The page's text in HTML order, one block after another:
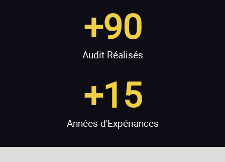
Audit Réalisés
+90
Années d'Expériances
+15